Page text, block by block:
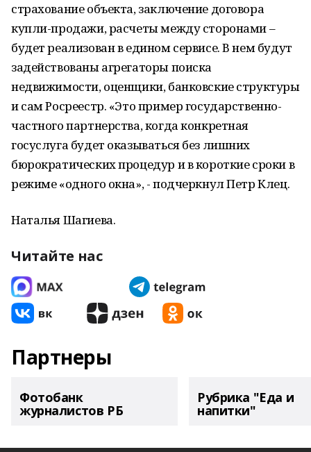
страхование объекта, заключение договора
купли-продажи, расчеты между сторонами –
будет реализован в едином сервисе. В нем будут
задействованы агрегаторы поиска
недвижимости, оценщики, банковские структуры
и сам Росреестр. «Это пример государственно-
частного партнерства, когда конкретная
госуслуга будет оказываться без лишних
бюрократических процедур и в короткие сроки в
режиме «одного окна», - подчеркнул Петр Клец.
Наталья Шагиева.
Читайте нас
Партнеры
Фотобанк
журналистов РБ
Рубрика "Еда и
напитки"